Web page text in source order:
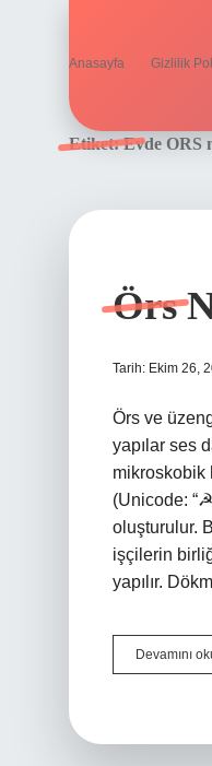
Anasayfa Gizlilik
Etiket:Evde ORS
Örs
Tarih: Ekim 26,
Örs ve
yapılar ses
mikroskobik
(Unicode:
oluşturulur.
işçilerin
yapılır.
Devamını